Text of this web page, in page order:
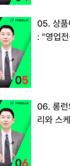
05. 상품
: "영업
06. 롱런
리와 스